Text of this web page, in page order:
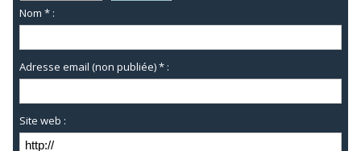
Nom * :
Adresse email (non publiée) * :
Site web :